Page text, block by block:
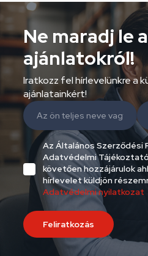
Ne maradj le
ajánlatokról!
Iratkozz fel hírlevelünkre a
ajánlatainkért!
Az Általános Szerződési
Adatvédelmi
követően hozzájárulok
hírlevelet küldjön
Adatvédelmi nyilatkozat
Feliratkozás